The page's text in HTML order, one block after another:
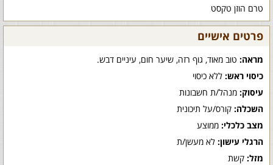
טרם הוזן טקסט
פרטים אישיים
מראה: טוב מאוד, גוף רזה, שיער חום, עיניים דבש.
כיסוי ראש: ללא כיסוי
עיסוק: מנהל/ת חשבונות
השכלה: קורס/על תיכונית
מצב כלכלי: ממוצע
הרגלי עישון: לא מעשן/ת
מזל: קשת